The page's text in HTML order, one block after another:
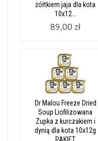
żółtkiem jaja dla kota
10x12...
89,00 zł
Dr Malou Freeze Dried
Soup Liofilizowana
Zupka z kurczakiem i
dynią dla kota 10x12g